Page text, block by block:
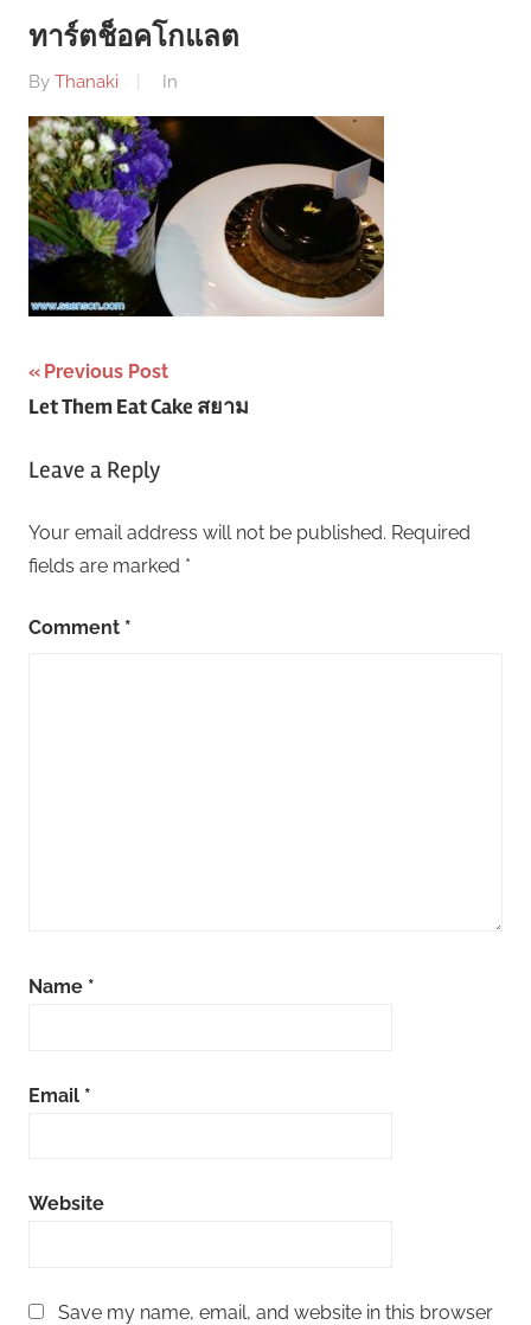
ทาร์ตช็อคโกแลต
By Thanaki In
Post
navigation
Previous Post
Let Them Eat Cake สยาม
Leave a Reply
Your email address will not be published. Required
fields are marked *
Comment *
Name *
Email *
Website
Save my name, email, and website in this browser